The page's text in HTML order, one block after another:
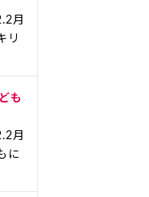
月
リ
も
月
に